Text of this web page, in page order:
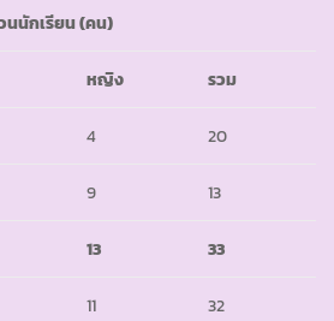
นนักเรียน (คน)
หญิง รวม
4 20
9 13
13 33
11 32